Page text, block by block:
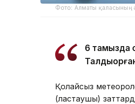
Фото: Алматы қаласының
6 тамызда
Қолайсыз
(ластаушы)